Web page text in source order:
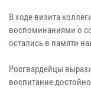
В ходе визита
воспоминаниями о
остались в памяти
Росгвардейцы
воспитание